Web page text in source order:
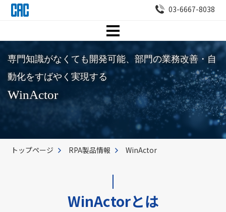
03-6667-8038
専門知識がなくても開発可能、部門の業務改善・自
動化をすばやく実現する
WinActor
トップページ RPA製品情報 WinActor
WinActorとは